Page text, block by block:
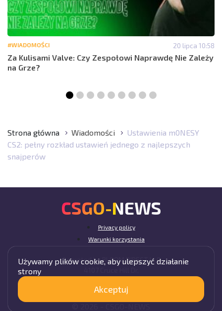
#WIADOMOŚCI 20 lipca 10:58
Za Kulisami Valve: Czy Zespołowi Naprawdę Nie Zależy
na Grze?
Strona główna Wiadomości
Ustawienia m0NESY
CS2: pełny rozkład ustawień jednego z najlepszych
snajperów
CSGO-NEWS
Privacy policy
Warunki korzystania
Operated by BLOOM DIRECT LLC
Używamy plików cookie, aby ulepszyć działanie
strony
Akceptuj